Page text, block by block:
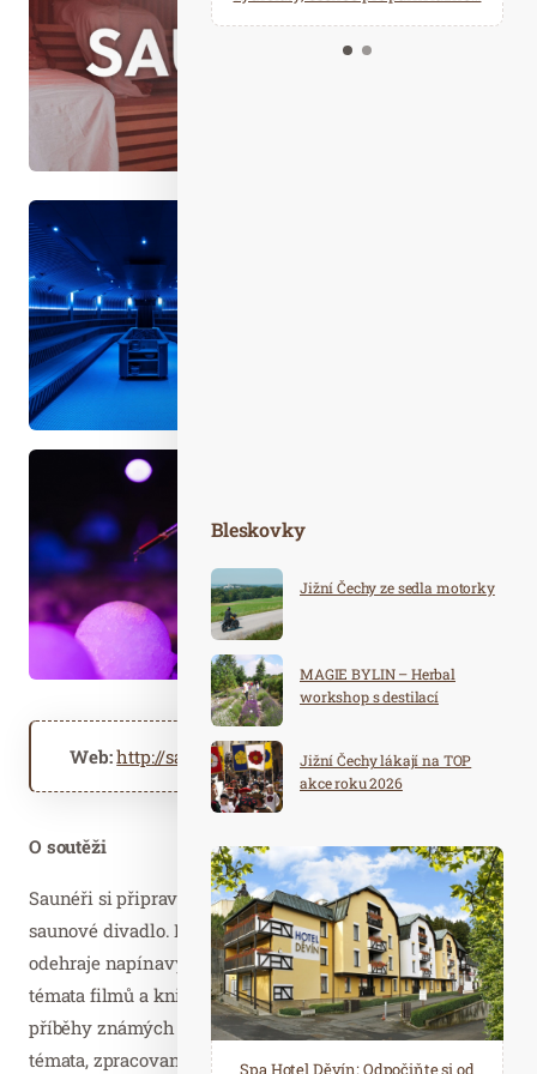
Kalendář událostí
Odebírejte náš newsletter
Web:http://saunafest.czhttps://sen.infinit.cz
O soutěži
Saunéři si připravují příběhový saunový ceremoniál,
saunové divadlo. Přímo v sauně se tedy během 15 minut
odehraje napínavý nebo zábavný příběh. Oblíbená jsou
témata filmů a knih, události našich či světových dějin,
příběhy známých osobností nebo skutečná divadelní
témata, zpracovaná na prknech opravdových divadel. To
Bleskovky
Jižní Čechy ze sedla motorky
MAGIE BYLIN – Herbal
workshop s destilací
Jižní Čechy lákají na TOP
akce roku 2026
Spa Hotel Děvín: Odpočiňte si od
Saunový ráj Holice: Odpočinek a